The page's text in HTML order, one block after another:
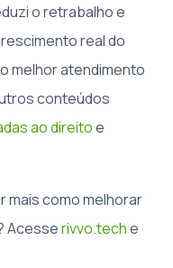
o retrabalho e
real do
melhor atendimento
conteúdos
ao direitoe
mais como melhorar
Acesserivvo.teche